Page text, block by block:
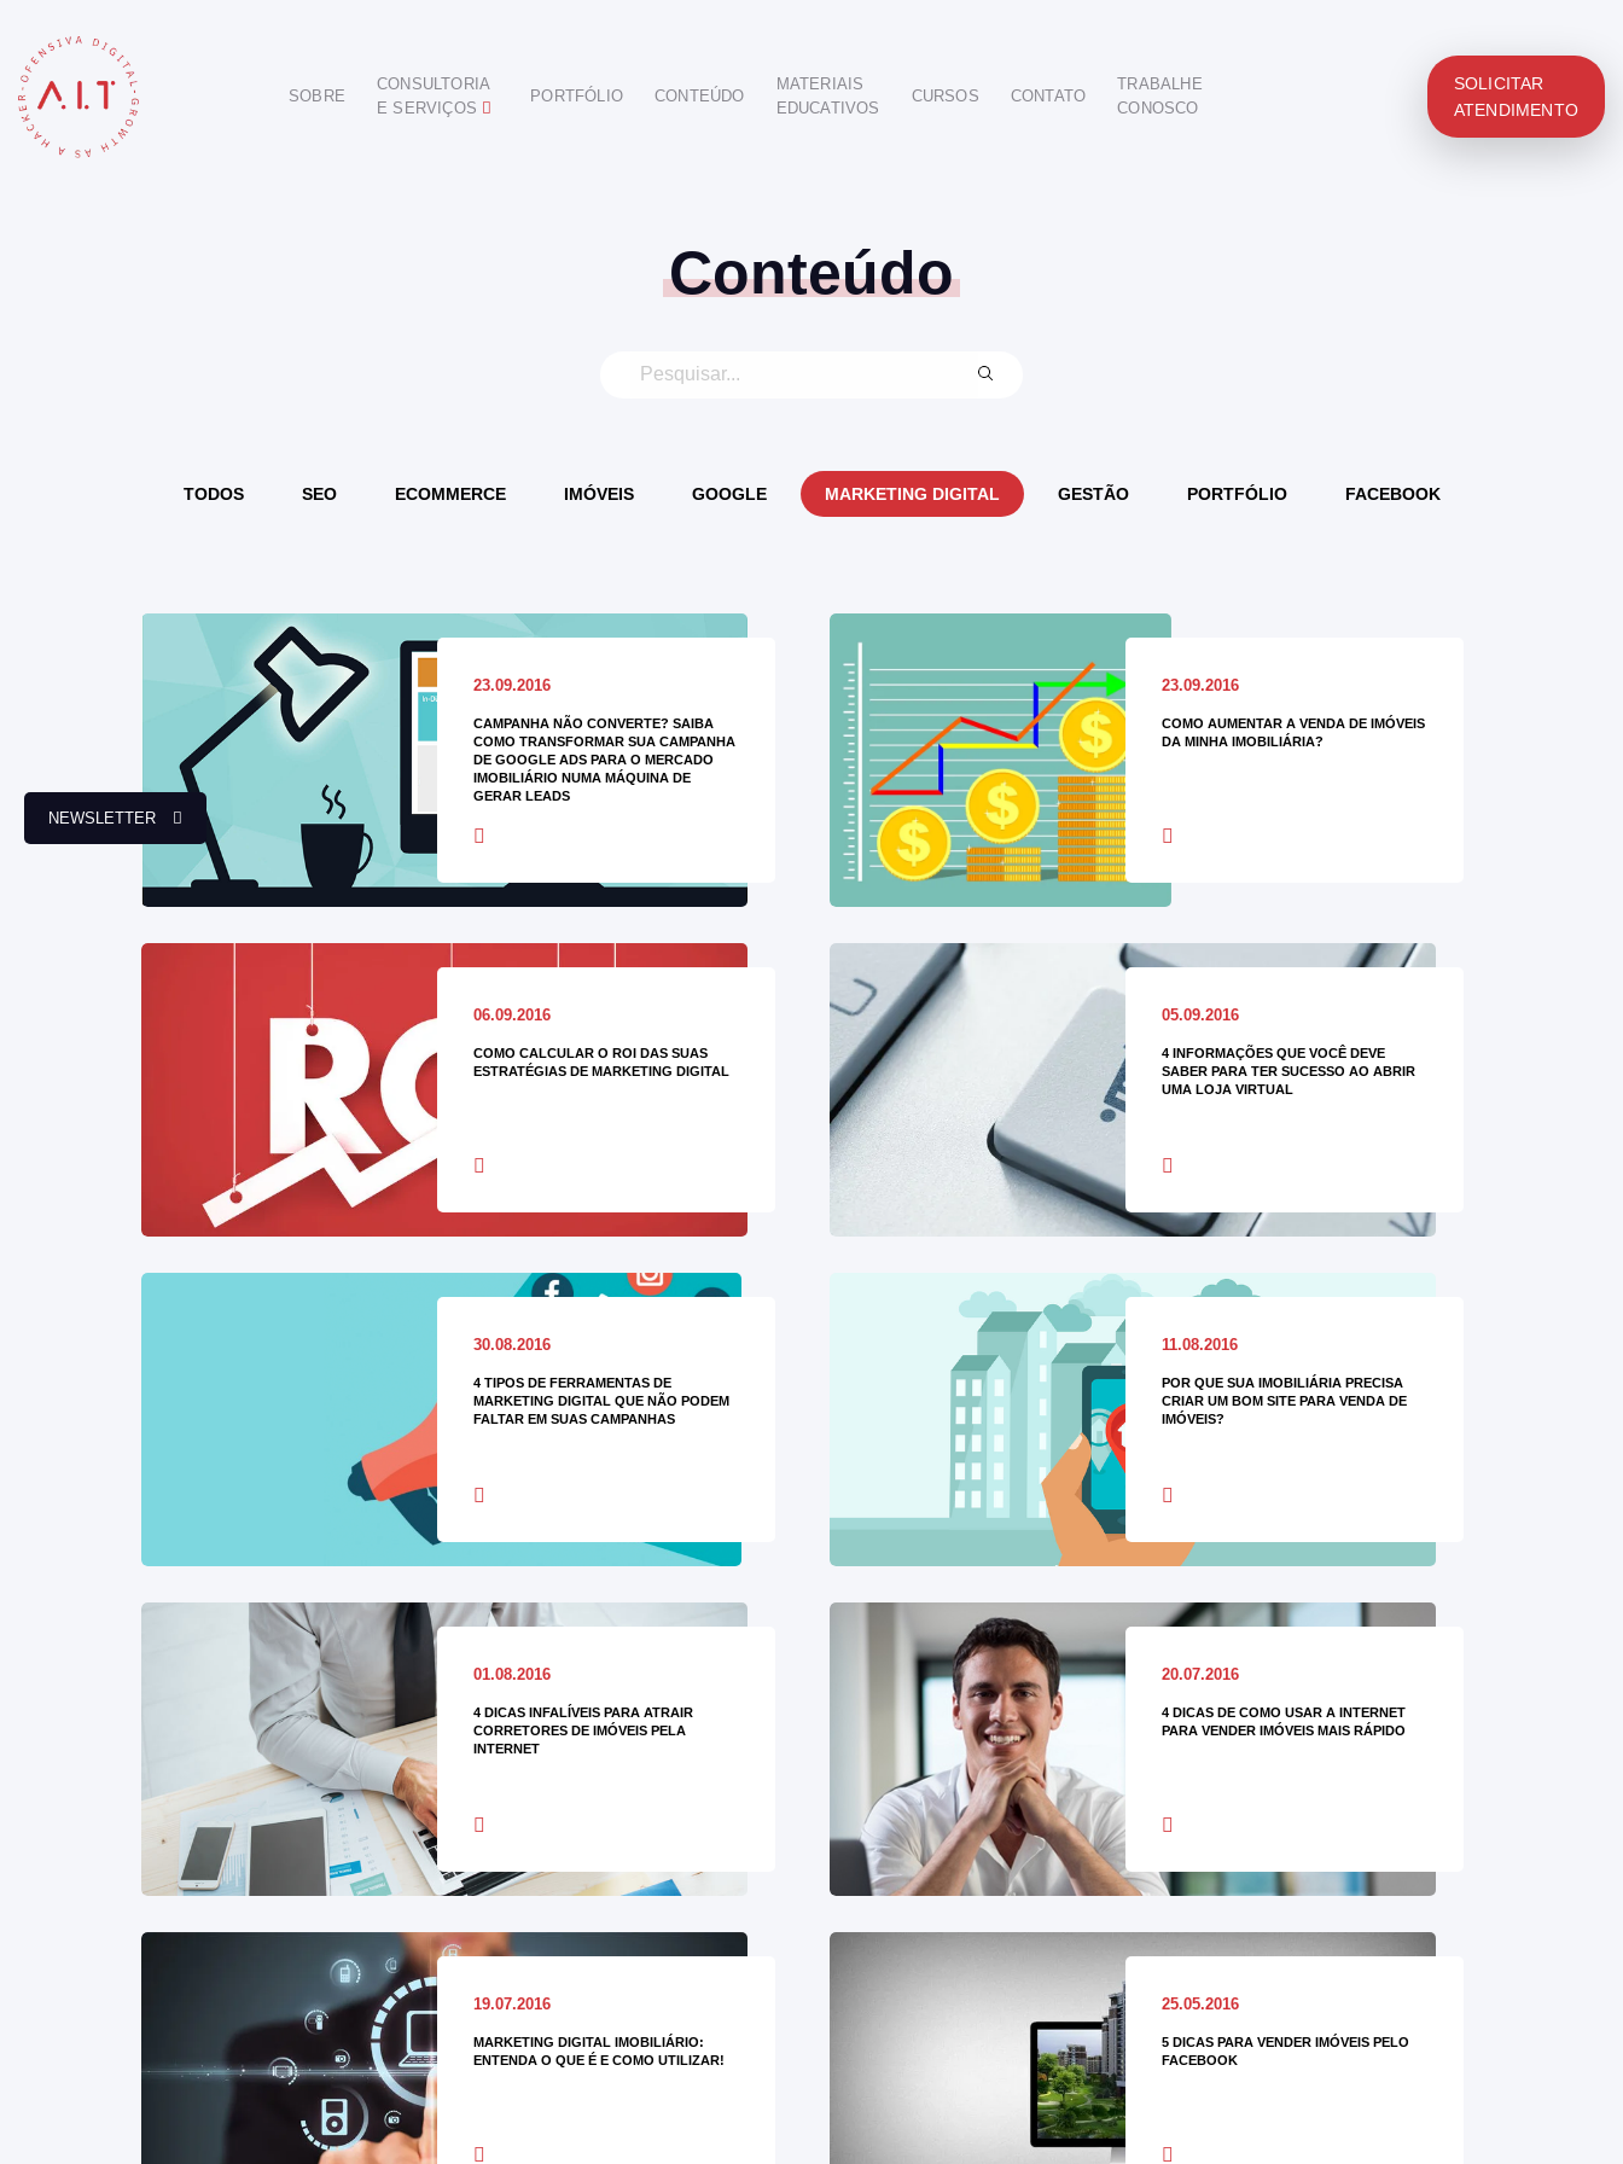
SOBRE
CONSULTORIA
E SERVIÇOS
ODONTOLÓGICO
HOTELARIA
BUSINESS INTELIGENCE
PORTFÓLIO CONTEÚDO
MATERIAIS
EDUCATIVOS
CURSOS CONTATO
TRABALHE
CONOSCO
SOLICITAR
ATENDIMENTO
NEWSLETTER
Conteúdo
TODOS SEO ECOMMERCE IMÓVEIS GOOGLE MARKETING DIGITAL GESTÃO PORTFÓLIO FACEBOOK
23.09.2016
CAMPANHA NÃO CONVERTE? SAIBA
COMO TRANSFORMAR SUA CAMPANHA
DE GOOGLE ADS PARA O MERCADO
IMOBILIÁRIO NUMA MÁQUINA DE
GERAR LEADS
23.09.2016
COMO AUMENTAR A VENDA DE IMÓVEIS
DA MINHA IMOBILIÁRIA?
06.09.2016
COMO CALCULAR O ROI DAS SUAS
ESTRATÉGIAS DE MARKETING DIGITAL
05.09.2016
4 INFORMAÇÕES QUE VOCÊ DEVE
SABER PARA TER SUCESSO AO ABRIR
UMA LOJA VIRTUAL
30.08.2016
4 TIPOS DE FERRAMENTAS DE
MARKETING DIGITAL QUE NÃO PODEM
FALTAR EM SUAS CAMPANHAS
11.08.2016
POR QUE SUA IMOBILIÁRIA PRECISA
CRIAR UM BOM SITE PARA VENDA DE
IMÓVEIS?
01.08.2016
4 DICAS INFALÍVEIS PARA ATRAIR
CORRETORES DE IMÓVEIS PELA
INTERNET
20.07.2016
4 DICAS DE COMO USAR A INTERNET
PARA VENDER IMÓVEIS MAIS RÁPIDO
19.07.2016
MARKETING DIGITAL IMOBILIÁRIO:
ENTENDA O QUE É E COMO UTILIZAR!
25.05.2016
5 DICAS PARA VENDER IMÓVEIS PELO
FACEBOOK